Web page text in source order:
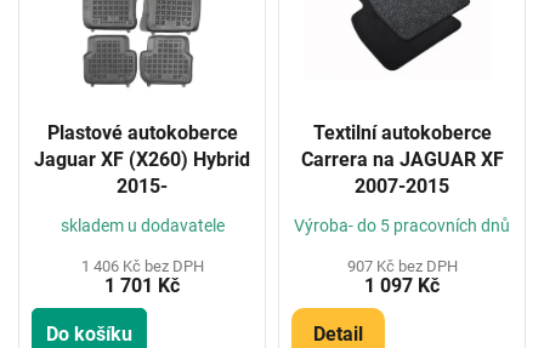
Plastové autokoberce
Jaguar XF (X260) Hybrid
2015-
skladem u dodavatele
1 406 Kč bez DPH
1 701 Kč
Do košíku
Textilní autokoberce
Carrera na JAGUAR XF
2007-2015
Výroba- do 5 pracovních dnů
907 Kč bez DPH
1 097 Kč
Detail